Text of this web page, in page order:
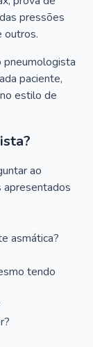
pressões
outros.
pneumologista
paciente,
estilo de
ao
asmática?
tendo